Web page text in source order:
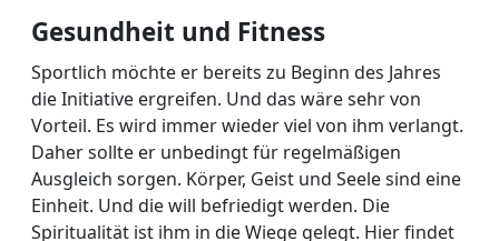
Gesundheit und Fitness
Sportlich möchte er bereits zu Beginn des Jahres
die Initiative ergreifen. Und das wäre sehr von
Vorteil. Es wird immer wieder viel von ihm verlangt.
Daher sollte er unbedingt für regelmäßigen
Ausgleich sorgen. Körper, Geist und Seele sind eine
Einheit. Und die will befriedigt werden. Die
Spiritualität ist ihm in die Wiege gelegt. Hier findet